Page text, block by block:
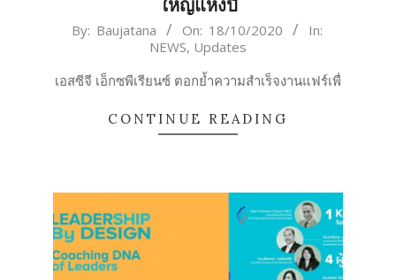
ใหญ่แห่งปี
2020-
18
By: Baujatana On: 18/10/2020
In:
NEWS, Updates
เอสซีจี เอ็กซพีเรียนซ์ ตอกย้ำความสำเร็จงานแฟร์เพื่
CONTINUE READING